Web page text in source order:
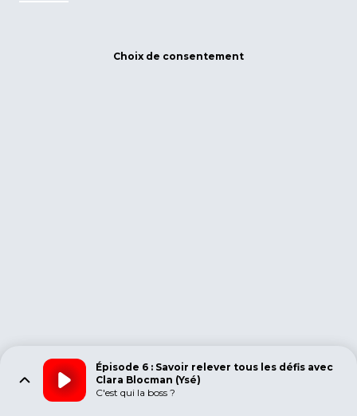
Choix de consentement
Épisode 6 : Savoir relever tous les défis avec
Clara Blocman (Ysé)
C'est qui la boss ?